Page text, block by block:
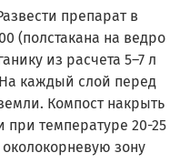
препарат в
(полстакана на ведро
из расчета 5–7 л
каждый слой перед
Компост накрыть
темпера­туре 20-25
околокорневую зону